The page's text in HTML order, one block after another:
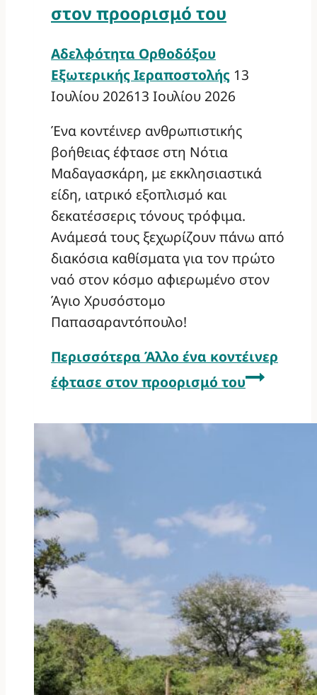
στον προορισμό του
Αδελφότητα Ορθοδόξου
Εξωτερικής Ιεραποστολής 13
Ιουλίου 202613 Ιουλίου 2026
Ένα κοντέινερ ανθρωπιστικής
βοήθειας έφτασε στη Νότια
Μαδαγασκάρη, με εκκλησιαστικά
είδη, ιατρικό εξοπλισμό και
δεκατέσσερις τόνους τρόφιμα.
Ανάμεσά τους ξεχωρίζουν πάνω από
διακόσια καθίσματα για τον πρώτο
ναό στον κόσμο αφιερωμένο στον
Άγιο Χρυσόστομο
Παπασαραντόπουλο!
Περισσότερα Άλλο ένα κοντέινερ
έφτασε στον προορισμό του